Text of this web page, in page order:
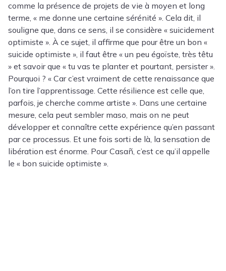
comme la présence de projets de vie à moyen et long
terme, « me donne une certaine sérénité ». Cela dit, il
souligne que, dans ce sens, il se considère « suicidement
optimiste ». À ce sujet, il affirme que pour être un bon «
suicide optimiste », il faut être « un peu égoïste, très têtu
» et savoir que « tu vas te planter et pourtant, persister ».
Pourquoi ? « Car c’est vraiment de cette renaissance que
l’on tire l’apprentissage. Cette résilience est celle que,
parfois, je cherche comme artiste ». Dans une certaine
mesure, cela peut sembler maso, mais on ne peut
développer et connaître cette expérience qu’en passant
par ce processus. Et une fois sorti de là, la sensation de
libération est énorme. Pour Casañ, c’est ce qu’il appelle
le « bon suicide optimiste ».